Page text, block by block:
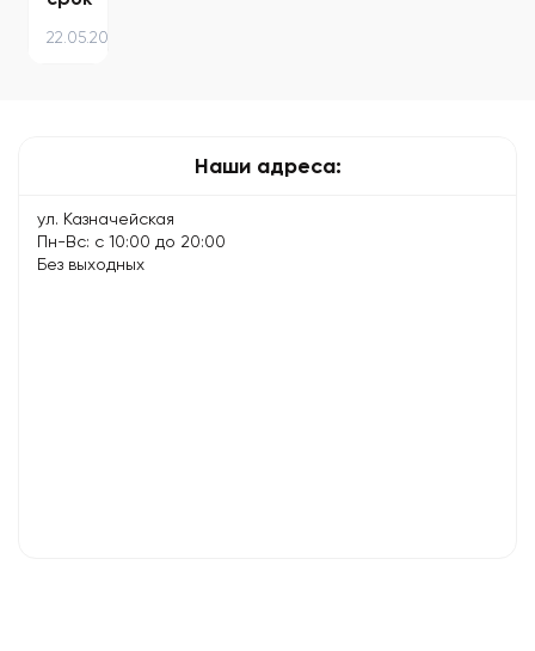
смартфона:
22.05.2023
Наши адреса:
ул. Казначейская
Пн-Вс: с 10:00 до 20:00
Без выходных